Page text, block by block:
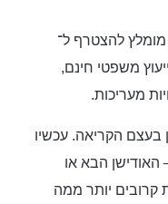
להצטרף ל־
משפטי חינם,
מעריכות.
הקריאה. עכשיו
האודישן הבא או
קרובים יותר ממה